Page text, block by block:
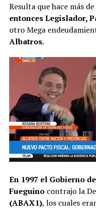
Resulta que hace más
entonces Legislador,
otro Mega
Albatros.
En 1997 el Gobierno
Fueguinocontrajo la
(ABAX1), los cuales